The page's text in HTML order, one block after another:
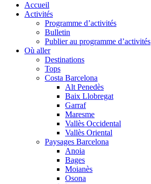
Accueil
Activités
Programme d’activités
Bulletin
Publier au programme d’activités
Où aller
Destinations
Tops
Costa Barcelona
Alt Penedès
Baix Llobregat
Garraf
Maresme
Vallès Occidental
Vallès Oriental
Paysages Barcelona
Anoia
Bages
Moianès
Osona